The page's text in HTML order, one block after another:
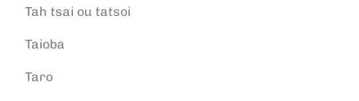
Tah tsai ou tatsoi
Taioba
Taro